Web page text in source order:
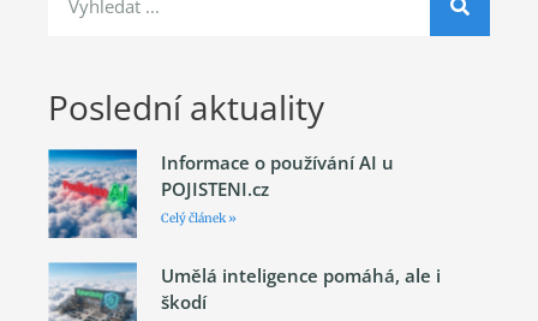
Poslední aktuality
Informace o používání AI u
POJISTENI.cz
Celý článek »
Umělá inteligence pomáhá, ale i
škodí